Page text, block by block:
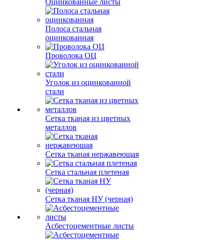
Оцинкованные листы
Полоса стальная
оцинкованная
Проволока ОЦ
Уголок из оцинкованной
стали
Сетка тканая из цветных
металлов
Сетка тканая нержавеющая
Сетка стальная плетеная
Сетка тканая НУ (черная)
Асбестоцементные листы